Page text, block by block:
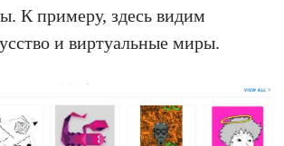
К примеру, здесь видим
и виртуальные миры.